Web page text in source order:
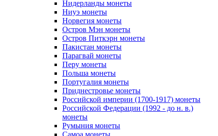
Нидерланды монеты
Ниуэ монеты
Норвегия монеты
Остров Мэн монеты
Остров Питкэрн монеты
Пакистан монеты
Парагвай монеты
Перу монеты
Польша монеты
Португалия монеты
Приднестровье монеты
Российской империи (1700-1917) монеты
Российской Федерации (1992 - до н. в.)
монеты
Румыния монеты
Самоа монеты